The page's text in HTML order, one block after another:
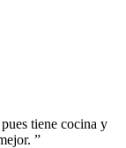
tiene cocina y
”